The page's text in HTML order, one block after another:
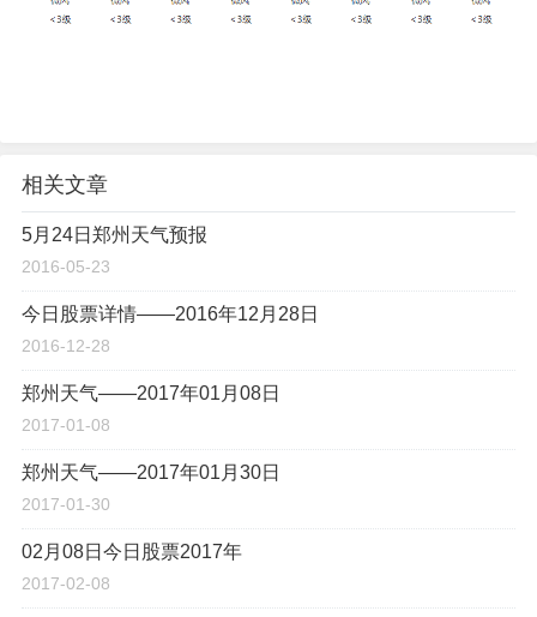
相关文章
5月24日郑州天气预报
2016-05-23
今日股票详情——2016年12月28日
2016-12-28
郑州天气——2017年01月08日
2017-01-08
郑州天气——2017年01月30日
2017-01-30
02月08日今日股票2017年
2017-02-08